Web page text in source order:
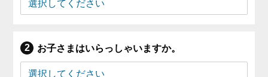
お子さまはいらっしゃいますか。